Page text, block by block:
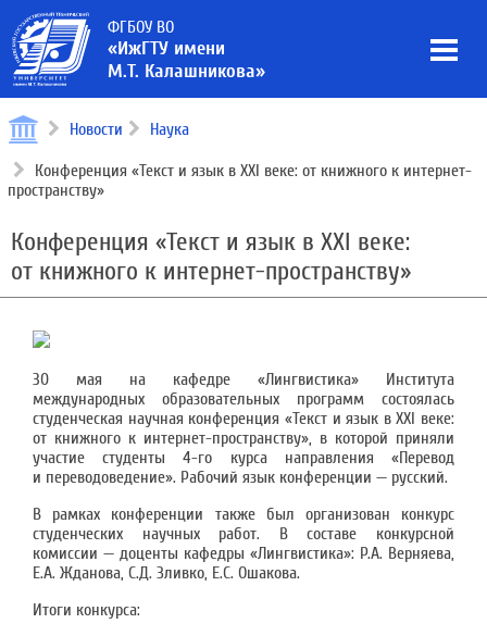
ФГБОУ ВО
«ИжГТУ имени
М.Т. Калашникова»
Новости Наука
Конференция «Текст и язык в XXI веке: от книжного к интернет-
пространству»
Конференция «Текст и язык в XXI веке:
от книжного к интернет-пространству»
30 мая на кафедре «Лингвистика» Института
международных образовательных программ состоялась
студенческая научная конференция «Текст и язык в XXI веке:
от книжного к интернет-пространству», в которой приняли
участие студенты 4-го курса направления «Перевод
и переводоведение». Рабочий язык конференции — русский.
В рамках конференции также был организован конкурс
студенческих научных работ. В составе конкурсной
комиссии — доценты кафедры «Лингвистика»: Р.А. Верняева,
Е.А. Жданова, С.Д. Зливко, Е.С. Ошакова.
Итоги конкурса: